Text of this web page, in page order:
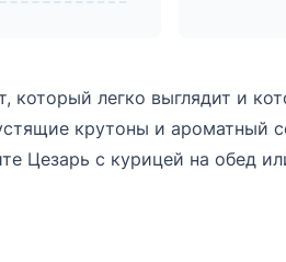
который легко выглядит и
крутоны и ароматный
Цезарь с курицей на обед